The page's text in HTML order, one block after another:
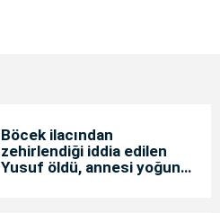
Böcek ilacından
zehirlendiği iddia edilen
Yusuf öldü, annesi yoğun